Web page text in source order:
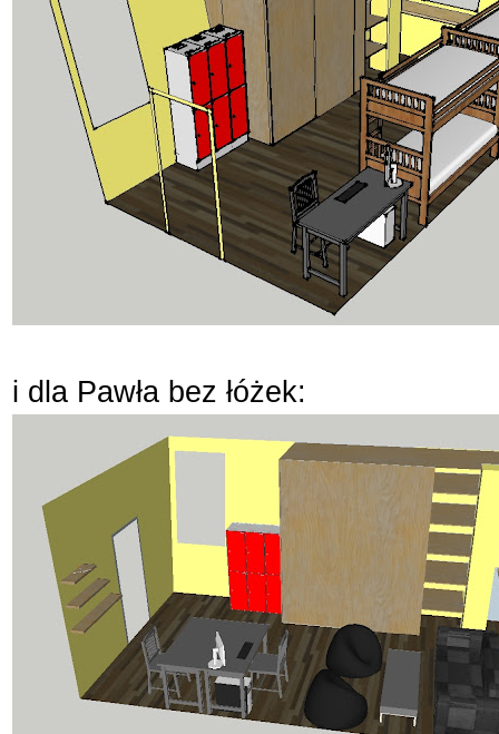
i dla Pawła bez łóżek: